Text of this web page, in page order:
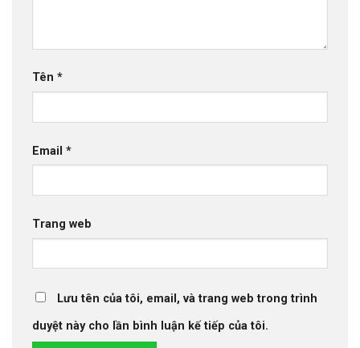
Tên *
Email *
Trang web
Lưu tên của tôi, email, và trang web trong trình
duyệt này cho lần bình luận kế tiếp của tôi.